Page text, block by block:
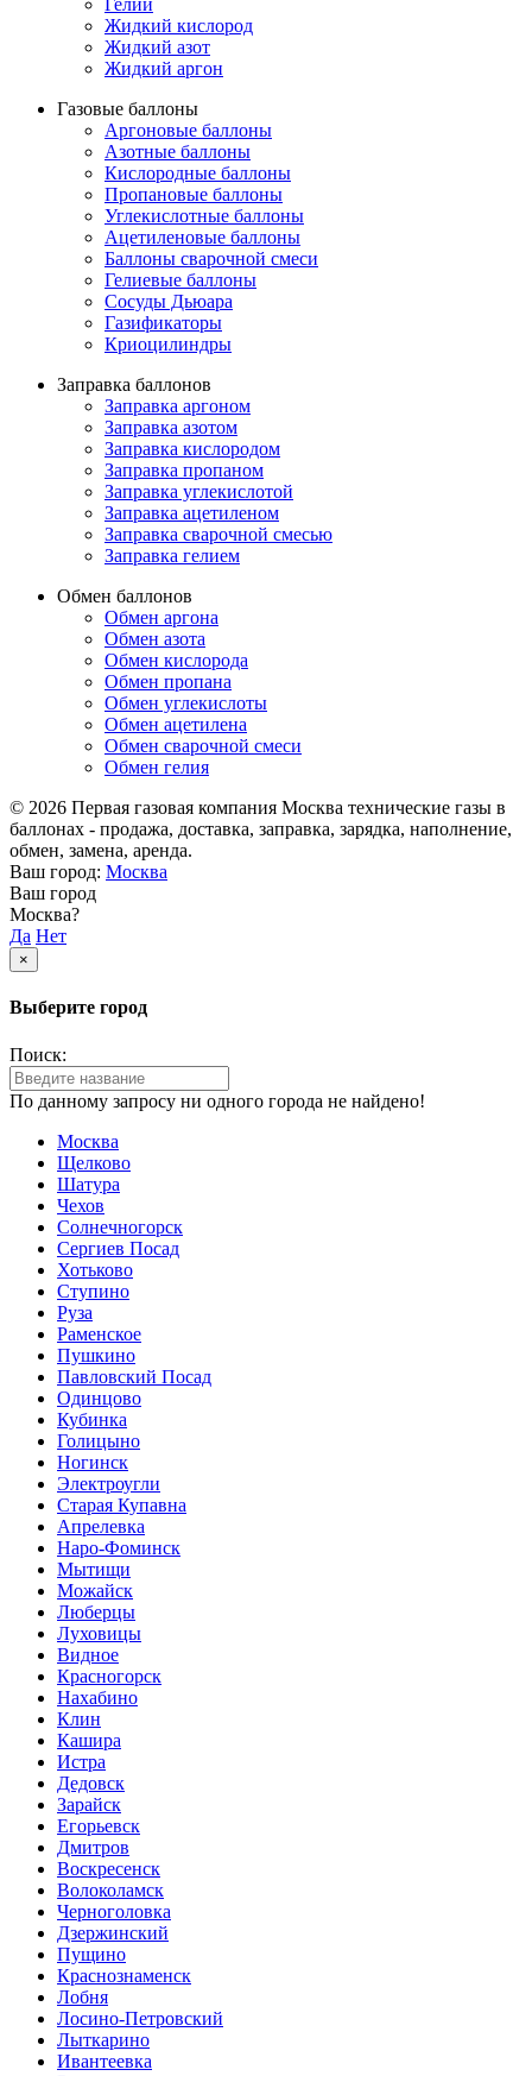
Гелий
Жидкий кислород
Жидкий азот
Жидкий аргон
Газовые баллоны
Аргоновые баллоны
Азотные баллоны
Кислородные баллоны
Пропановые баллоны
Углекислотные баллоны
Ацетиленовые баллоны
Баллоны сварочной смеси
Гелиевые баллоны
Сосуды Дьюара
Газификаторы
Криоцилиндры
Заправка баллонов
Заправка аргоном
Заправка азотом
Заправка кислородом
Заправка пропаном
Заправка углекислотой
Заправка ацетиленом
Заправка сварочной смесью
Заправка гелием
Обмен баллонов
Обмен аргона
Обмен азота
Обмен кислорода
Обмен пропана
Обмен углекислоты
Обмен ацетилена
Обмен сварочной смеси
Обмен гелия
© 2026 Первая газовая компания Москва технические газы в
баллонах - продажа, доставка, заправка, зарядка, наполнение,
обмен, замена, аренда.
Ваш город: Москва
Ваш город
Москва?
Да Нет
×
Выберите город
Поиск:
По данному запросу ни одного города не найдено!
Москва
Щелково
Шатура
Чехов
Солнечногорск
Сергиев Посад
Хотьково
Ступино
Руза
Раменское
Пушкино
Павловский Посад
Одинцово
Кубинка
Голицыно
Ногинск
Электроугли
Старая Купавна
Апрелевка
Наро-Фоминск
Мытищи
Можайск
Люберцы
Луховицы
Видное
Красногорск
Нахабино
Клин
Кашира
Истра
Дедовск
Зарайск
Егорьевск
Дмитров
Воскресенск
Волоколамск
Черноголовка
Дзержинский
Пущино
Краснознаменск
Лобня
Лосино-Петровский
Лыткарино
Ивантеевка